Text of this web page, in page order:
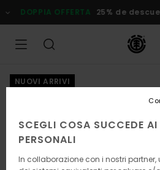
alle
informazioni
prodotto
DOPPIA OFFERTA 25% de
NUOVI ARRIVI
SCEGLI COSA SUCCEDE
PERSONALI
In collaborazione con i nostri partner,